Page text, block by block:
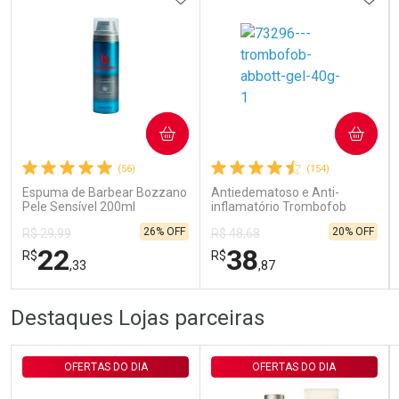
Comprar sem Desconto
Por R$ 143,94/cada
Comprar sem Desconto
Por R$ 143,94/cada
(56)
Espuma de Barbear Bozzano
Pele Sensível 200ml
R$ 29,99
R$22,33
26% OFF
COMPRAR
FECHAR
Laboratório
FECHAR
Por Menos
(154)
Antiedematoso e Anti-
inflamatório Trombofob
R$ 48,68
R$38,87
20% OFF
COMPRAR
Por Menos
Destaques Lojas parceiras
OFERTAS DO DIA OFERTAS DO DIA